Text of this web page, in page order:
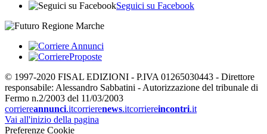
Seguici su Facebook
© 1997-2020 FISAL EDIZIONI - P.IVA 01265030443 - Direttore
responsabile: Alessandro Sabbatini - Autorizzazione del tribunale di
Fermo n.2/2003 del 11/03/2003
corriereannunci.itcorrierenews.itcorriereincontri.it
Vai all'inizio della pagina
Preferenze Cookie